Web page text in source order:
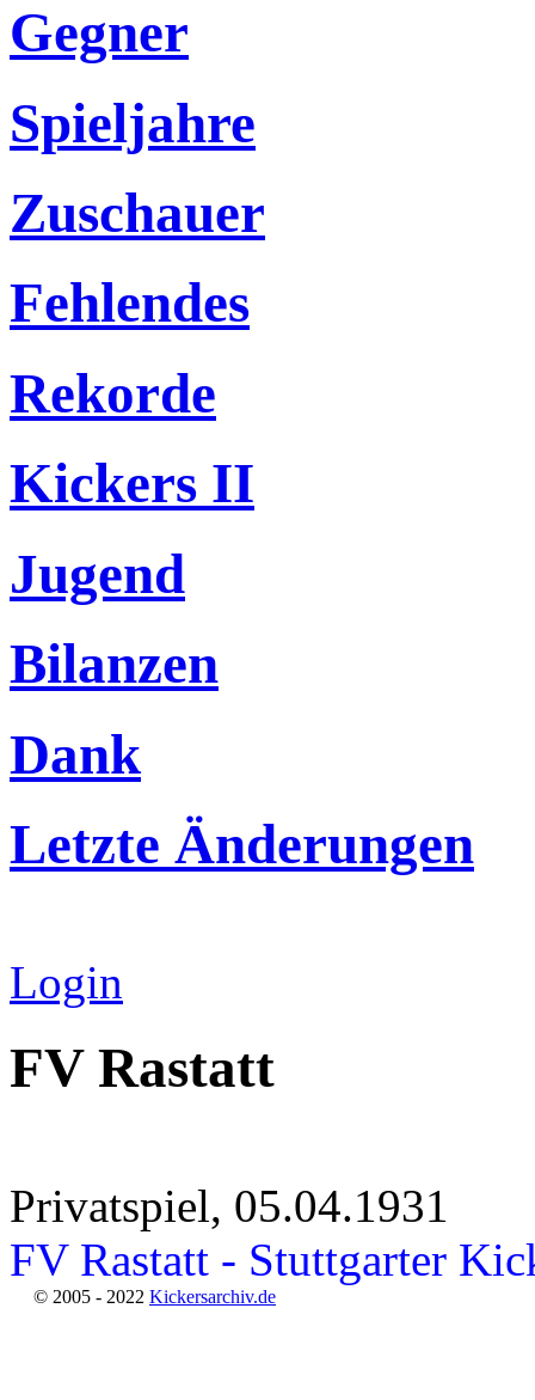
Gegner
Spieljahre
Zuschauer
Fehlendes
Rekorde
Kickers II
Jugend
Bilanzen
Dank
Letzte Änderungen
Login
FV Rastatt
Privatspiel, 05.04.1931
FV Rastatt - Stuttgarter
© 2005 - 2022 Kickersarchiv.de